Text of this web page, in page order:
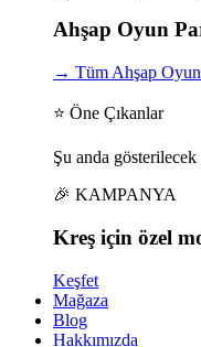
Ahşap Oyun
→ Tüm Ahşap Oyun
⭐ Öne Çıkanlar
Şu anda
🎉 KAMPANYA
Kreş için özel
Keşfet
Mağaza
Blog
Hakkımızda